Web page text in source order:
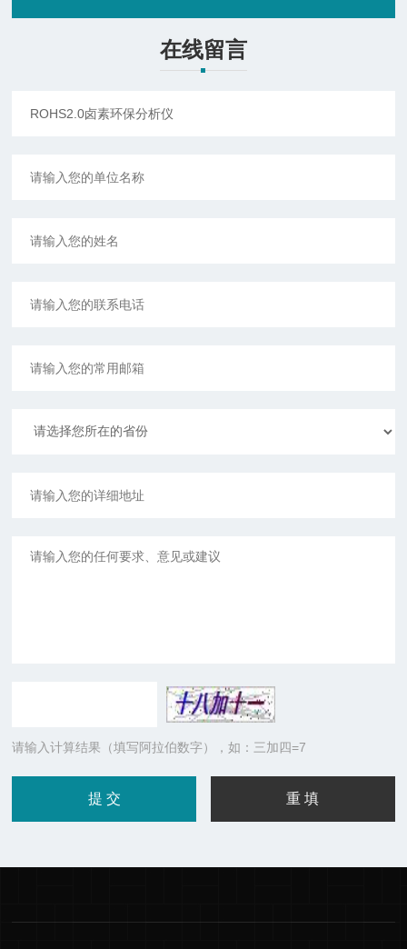
在线留言
请输入计算结果（填写阿拉伯数字），如：三加四=7